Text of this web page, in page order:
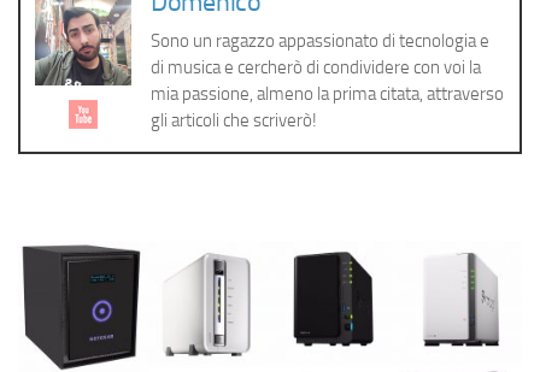
Cerca
Sono un ragazzo appassionato di tecnologia e
di musica e cercherò di condividere con voi la
mia passione, almeno la prima citata, attraverso
gli articoli che scriverò!